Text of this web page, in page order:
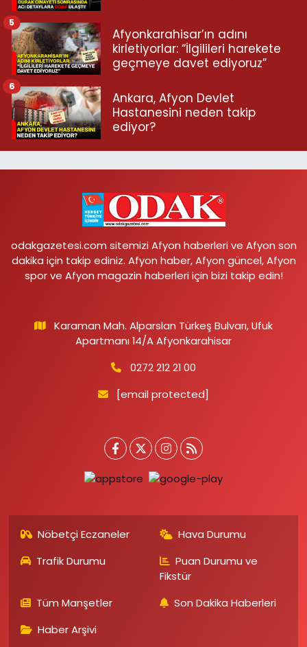
Afyonkarahisar’ın adını
kirletiyorlar: “İlgilileri harekete
geçmeye davet ediyoruz”
5
Ankara, Afyon Devlet
Hastanesini neden takip
ediyor?
6
odakgazetesi.com sitemizi Afyon haberleri ve Afyon son
dakika için takip ediniz. Afyon haber, Afyon güncel, Afyon
spor ve Afyon magazin haberleri için bizi takip edin!
Karaman Mah. Alparslan Türkeş Bulvarı, Ufuk
Apartmanı 14/A Afyonkarahisar
0272 212 21 00
[email protected]
Nöbetçi Eczaneler
Hava Durumu
Trafik Durumu
Puan Durumu ve
Fikstür
Tüm Manşetler
Son Dakika Haberleri
Haber Arşivi